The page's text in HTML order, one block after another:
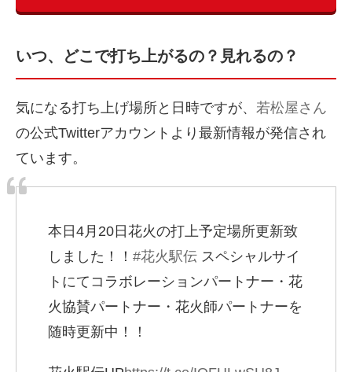
いつ、どこで打ち上がるの？見れるの？
気になる打ち上げ場所と日時ですが、 若松屋さん
の公式Twitterアカウントより最新情報が発信され
ています。
本日4月20日花火の打上予定場所更新致
しました！！ #花火駅伝 スペシャルサイ
トにてコラボレーションパートナー・花
火協賛パートナー・花火師パートナーを
随時更新中！！